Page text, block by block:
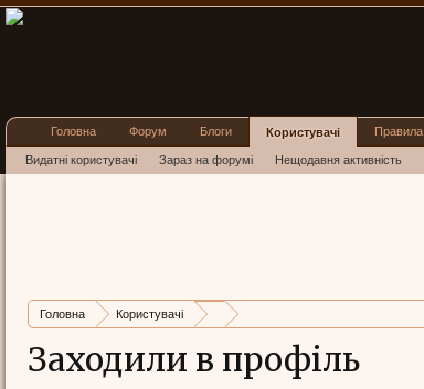
Головна Користувачі
Заходили в профіль
Головна Форум Блоги Користувачі
Видатні користувачі Зараз на форумі Нещодавня активність
Правила